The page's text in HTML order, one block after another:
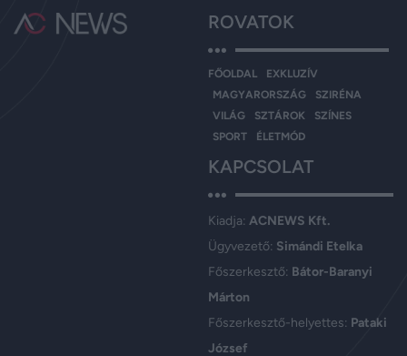
ROVATOK
FŐOLDAL
EXKLUZÍV
MAGYARORSZÁG
SZIRÉNA
VILÁG
SZTÁROK
SZÍNES
SPORT
ÉLETMÓD
KAPCSOLAT
Kiadja: ACNEWS Kft.
Ügyvezető: Simándi Etelka
Főszerkesztő: Bátor-Baranyi
Márton
Főszerkesztő-helyettes: Pataki
József